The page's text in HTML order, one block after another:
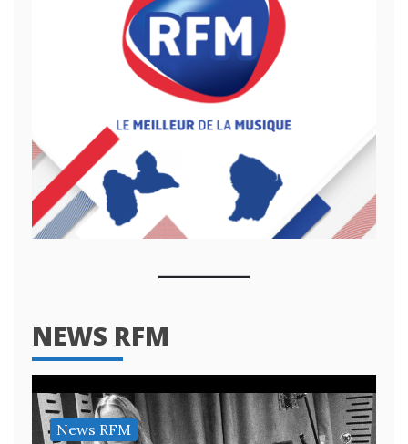
NEWS RFM
News RFM